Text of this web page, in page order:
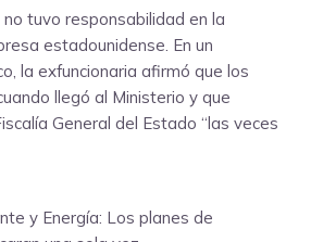
tuvo responsabilidad en la
estadounidense. En un
la exfuncionaria afirmó que los
llegó al Ministerio y que
General del Estado “las veces